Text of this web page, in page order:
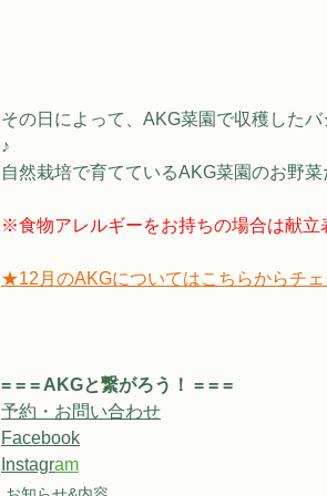
その日によって、AKG菜園で収穫した
♪
自然栽培で育てているAKG菜園のお野
※食物アレルギーをお持ちの場合は献立
★12月のAKGについてはこちらからチェ
= = = AKGと繋がろう！ = = =
予約・お問い合わせ
Facebook
Instagram